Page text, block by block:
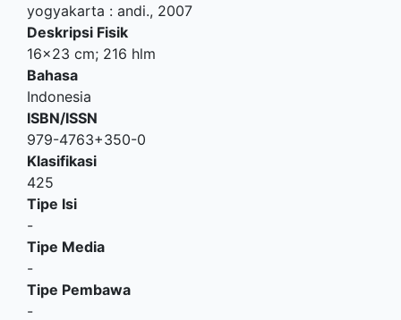
yogyakarta : andi., 2007
Deskripsi Fisik
16x23 cm; 216 hlm
Bahasa
Indonesia
ISBN/ISSN
979-4763+350-0
Klasifikasi
425
Tipe Isi
-
Tipe Media
-
Tipe Pembawa
-